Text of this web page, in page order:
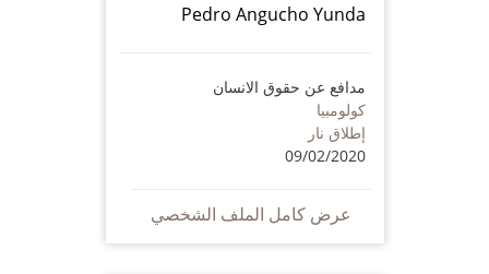
Pedro Angucho Yunda
مدافع عن حقوق الانسان
كولومبيا
إطلاق نار
09/02/2020
عرض كامل الملف الشخصي